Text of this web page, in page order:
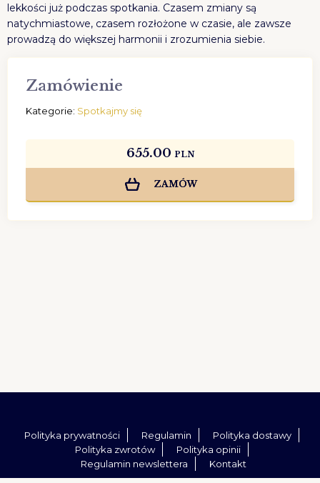
lekkości już podczas spotkania. Czasem zmiany są
natychmiastowe, czasem rozłożone w czasie, ale zawsze
prowadzą do większej harmonii i zrozumienia siebie.
Zamówienie
Kategorie: Spotkajmy się
655.00 PLN
ZAMÓW
Polityka prywatności Regulamin
Polityka dostawy
Polityka zwrotów
Polityka opinii
Regulamin newslettera
Kontakt